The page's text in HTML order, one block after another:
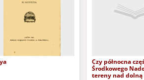
Czy północna
Środkowego
tereny nad dolną